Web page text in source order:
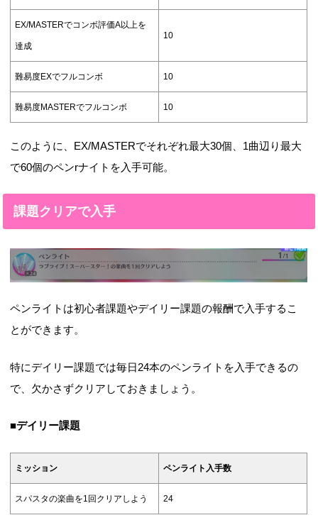
EX/MASTERでコンボ評価A以上を
達成
10
難易度EXでフルコンボ 10
難易度MASTERでフルコンボ 10
このように、EX/MASTERでそれぞれ最大30個、1曲辺り最大
で60個のペンrナイトを入手可能。
課題クリアで入手
ペンライトは初心者課題やデイリー課題の報酬で入手するこ
とができます。
特にデイリー課題では毎日24本のペンライトを入手できるの
で、欠かさずクリアしておきましょう。
■デイリー課題
ミッション ペンライト入手数
スパスタの楽曲を1回クリアしよう 24